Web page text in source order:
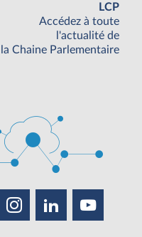
LCP
Accédez à toute
l'actualité de
la Chaine Parlementaire